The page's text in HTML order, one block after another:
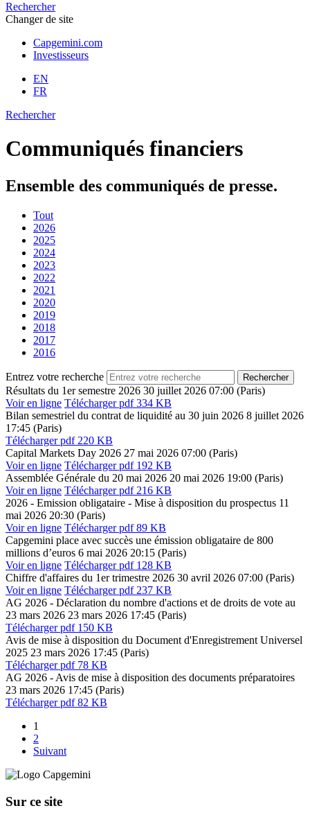
Rechercher
Changer de site
Capgemini.com
Investisseurs
EN
FR
Rechercher
Communiqués financiers
Ensemble des communiqués de presse.
Tout
2026
2025
2024
2023
2022
2021
2020
2019
2018
2017
2016
Entrez votre recherche
Résultats du 1er semestre 2026 30 juillet 2026 07:00 (Paris)
Voir en ligne Téléchargerpdf 334 KB
Bilan semestriel du contrat de liquidité au 30 juin 2026 8 juillet 2026
17:45 (Paris)
Téléchargerpdf 220 KB
Capital Markets Day 2026 27 mai 2026 07:00 (Paris)
Voir en ligne Téléchargerpdf 192 KB
Assemblée Générale du 20 mai 2026 20 mai 2026 19:00 (Paris)
Voir en ligne Téléchargerpdf 216 KB
2026 - Emission obligataire - Mise à disposition du prospectus 11
mai 2026 20:30 (Paris)
Voir en ligne Téléchargerpdf 89 KB
Capgemini place avec succès une émission obligataire de 800
millions d’euros 6 mai 2026 20:15 (Paris)
Voir en ligne Téléchargerpdf 128 KB
Chiffre d'affaires du 1er trimestre 2026 30 avril 2026 07:00 (Paris)
Voir en ligne Téléchargerpdf 237 KB
AG 2026 - Déclaration du nombre d'actions et de droits de vote au
23 mars 2026 23 mars 2026 17:45 (Paris)
Téléchargerpdf 150 KB
Avis de mise à disposition du Document d'Enregistrement Universel
2025 23 mars 2026 17:45 (Paris)
Téléchargerpdf 78 KB
AG 2026 - Avis de mise à disposition des documents préparatoires
23 mars 2026 17:45 (Paris)
Téléchargerpdf 82 KB
Page
1
Page
2
Suivant
Sur ce site